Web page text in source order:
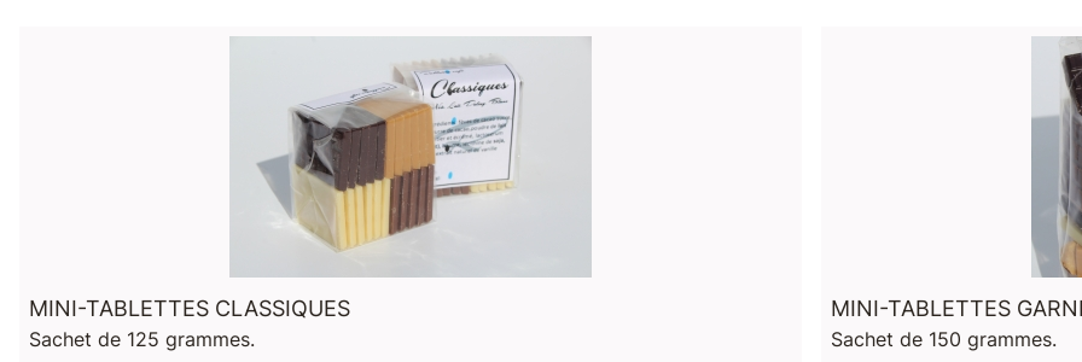
MINI-TABLETTES CLASSIQUES
Sachet de 125 grammes.
MINI-TABLETTES
Sachet de 150 grammes.